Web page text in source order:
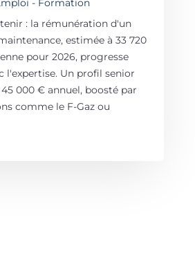
- Formation
: la rémunération d'un
estimée à 33 720
pour 2026, progresse
l'expertise. Un profil senior
000 € annuel, boosté par
comme le F-Gaz ou